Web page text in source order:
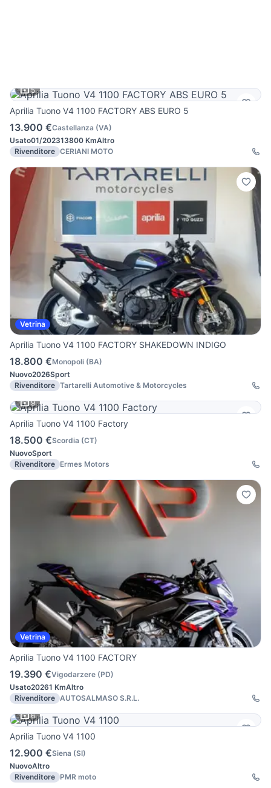
5
Aprilia Tuono V4 1100 FACTORY ABS EURO 5
13.900 €Castellanza (VA)
Usato01/202313800 KmAltro
Rivenditore CERIANI MOTO
Vetrina
Aprilia Tuono V4 1100 FACTORY SHAKEDOWN INDIGO
18.800 €Monopoli (BA)
Nuovo2026Sport
Rivenditore Tartarelli Automotive & Motorcycles
9
Aprilia Tuono V4 1100 Factory
18.500 €Scordia (CT)
NuovoSport
Rivenditore Ermes Motors
Vetrina
Aprilia Tuono V4 1100 FACTORY
19.390 €Vigodarzere (PD)
Usato20261 KmAltro
Rivenditore AUTOSALMASO S.R.L.
6
Aprilia Tuono V4 1100
12.900 €Siena (SI)
NuovoAltro
Rivenditore PMR moto